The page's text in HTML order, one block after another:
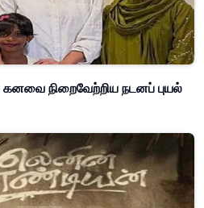
கனவை நிறைவேற்றிய நடனப் புயல்